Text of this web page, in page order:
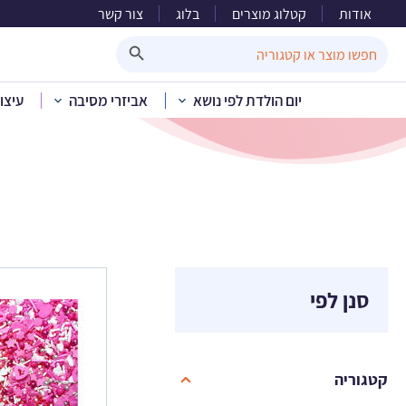
אודות קטלוג מוצרים בלוג צור קשר
for:
יום הולדת לפי נושא אביזרי מסיבה
סנן לפי
קטגוריה